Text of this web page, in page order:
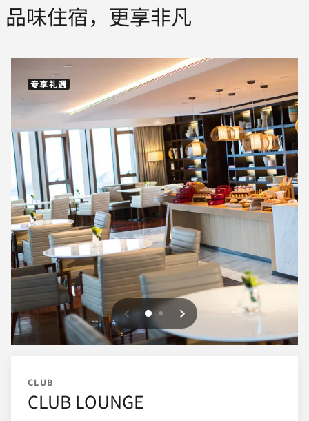
品味住宿，更享非凡
专享礼遇
上一页
01 下一页
CLUB
CLUB LOUNGE